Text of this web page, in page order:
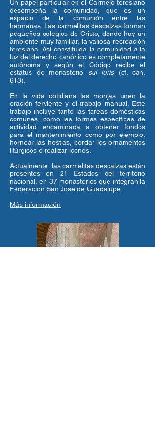
Un papel particular en el Carmelo teresiano
desempeña la comunidad, que es un
espacio de la comunión entre las
hermanas. Las carmelitas descalzas forman
pequeños colegios de Cristo, donde hay un
ambiente muy familiar, la valiosa recreación
teresiana. Así constituida la comunidad a la
luz del derecho canónico es completamente
autónoma y según el Código recibe el
estatus de monasterio sui iuris(cf. can.
613).
En la vida cotidiana las monjas unen la
oración ferviente y el trabajo manual. Este
trabajo incluye tanto las tareas domésticas
comunes, como las formas específicas de
actividad encaminada a obtener fondos
para el mantenimiento como por ejemplo:
hornear las hostias, bordar los ornamentos
litúrgicos o realizar iconos.
Actualmente, las carmelitas descalzas están
presentes en 21 Estados del territorio
nacional, en 37 monasterios que integran la
Federación San José de Guadalupe.
Más información